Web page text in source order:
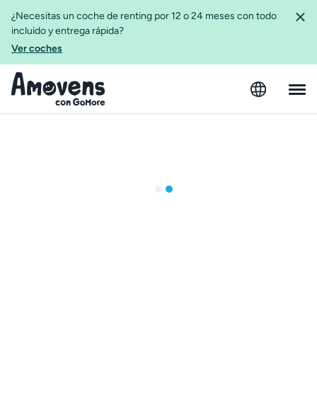
¿Necesitas un coche de renting por 12 o 24 meses con todo
incluido y entrega rápida?
Ver coches